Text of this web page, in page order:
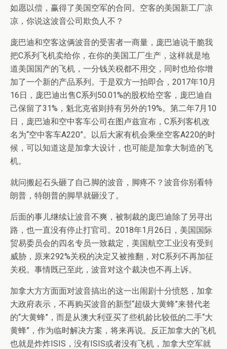
如愿以偿，赢得了美国空军的合同。空客的美国新工厂凉
凉，你说这波音公司欺负人不？
庞巴迪和空客这俩波音的受害者一商量，庞巴迪说干脆我
把C系列飞机卖给你，在你的美国工厂生产，这样就是地
道美国国产的飞机，一分钱关税都不用交，同时也给你增
加了一个新的产品系列。于是双方一拍即合，2017年10月
16日，庞巴迪出售C系列50.01%的股权给空客，庞巴迪自
己保留了31%，魁北克省则持有另外的19%。第二年7月10
日，庞巴迪和空中客车公司在图卢兹宣布，C系列客机改
名为“空中客车A220”。以后大家有机会乘坐空客A220的时
候，可以知道这是加拿大设计，也可能是加拿大制造的飞
机。
就问搬起石头砸了自己脚的波音，脚疼不？波音你别看特
朗普，特朗普的脚早就砸没了。
后面的事儿继续让波音不爽，被制裁的庞巴迪除了另寻出
路，也一直没有停止打官司。2018年1月26日，美国国际
贸易委员会的四名专员一致裁定，美国航空工业没有受到
威胁，原来292%关税的决定又被推翻，对C系列不再加征
关税。事情既已至此，波音对这个裁决也不再上诉。
加拿大方方面面对波音搞出的这一出闹剧十分愤怒，加拿
大政府表示，不再购买波音的新型“超级大黄蜂”来替代老
的“大黄蜂”，而是从澳大利亚买了些机龄比较低的二手“大
黄蜂”，作为临时解决方案，将来再说。反正加拿大的飞机
也就是炸炸ISIS，没有ISIS或者没有飞机，加拿大空军就